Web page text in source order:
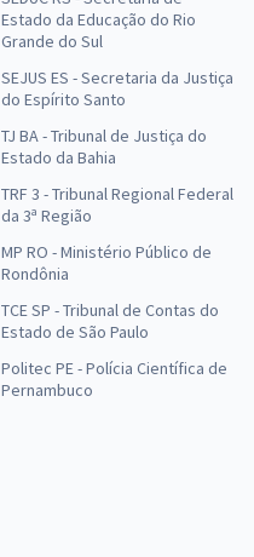
Estado da Educação do Rio
Grande do Sul
SEJUS ES - Secretaria da Justiça
do Espírito Santo
TJ BA - Tribunal de Justiça do
Estado da Bahia
TRF 3 - Tribunal Regional Federal
da 3ª Região
MP RO - Ministério Público de
Rondônia
TCE SP - Tribunal de Contas do
Estado de São Paulo
Politec PE - Polícia Científica de
Pernambuco